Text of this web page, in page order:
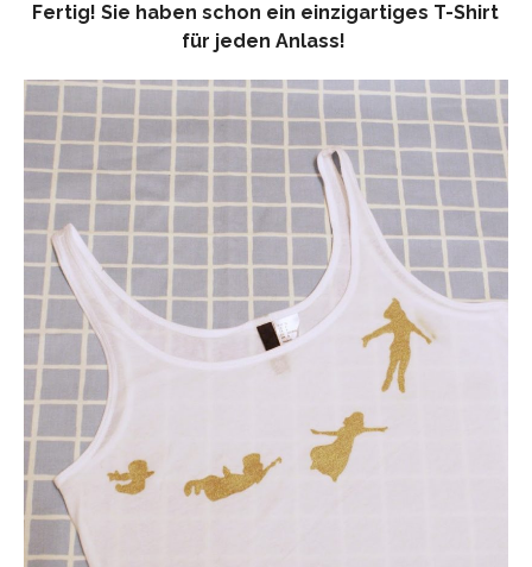
Fertig! Sie haben schon ein einzigartiges T-Shirt
für jeden Anlass!